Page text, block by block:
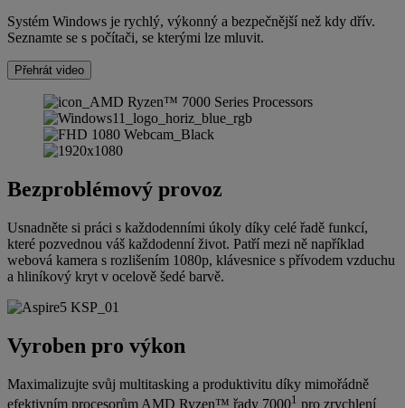
Systém Windows je rychlý, výkonný a bezpečnější než kdy dřív.
Seznamte se s počítači, se kterými lze mluvit.
Přehrát video
Bezproblémový provoz
Usnadněte si práci s každodenními úkoly díky celé řadě funkcí,
které pozvednou váš každodenní život. Patří mezi ně například
webová kamera s rozlišením 1080p, klávesnice s přívodem vzduchu
a hliníkový kryt v ocelově šedé barvě.
Vyroben pro výkon
Maximalizujte svůj multitasking a produktivitu díky mimořádně
efektivním procesorům AMD Ryzen™ řady 70001 pro zrychlení